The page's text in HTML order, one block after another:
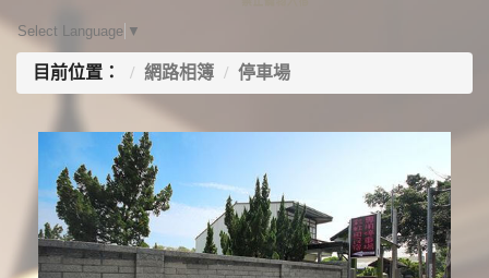
Select Language ▼
目前位置： 網路相簿 停車場